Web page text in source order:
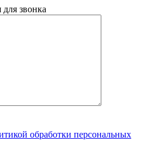
звонка
обработки персональных